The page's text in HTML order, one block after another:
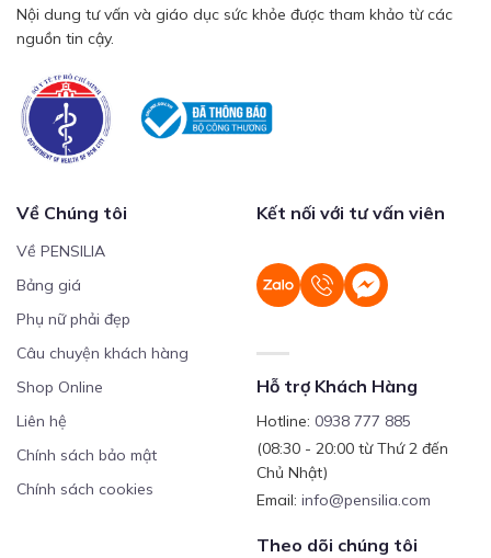
Nội dung tư vấn và giáo dục sức khỏe được tham khảo từ các
nguồn tin cậy.
Về Chúng tôi
Về PENSILIA
Bảng giá
Phụ nữ phải đẹp
Câu chuyện khách hàng
Shop Online
Liên hệ
Chính sách bảo mật
Chính sách cookies
Kết nối với tư vấn viên
Hỗ trợ Khách Hàng
Hotline: 0938 777 885
(08:30 - 20:00 từ Thứ 2 đến
Chủ Nhật)
Email: info@pensilia.com
Theo dõi chúng tôi